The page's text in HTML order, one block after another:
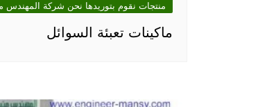
منتجات نقوم بتوريدها نحن شركة
ماكينات تعبئة السوائل